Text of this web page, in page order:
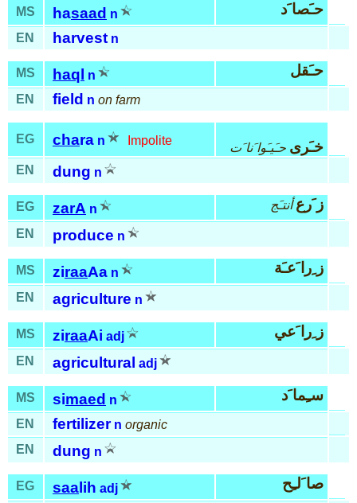
MS hasaad n حـَصا َد
EN harvest n
MS haql n حـَقل
EN field n on farm
EG chara n Impolite خـَرى حـَيـَوا َنا َت
EN
dung n
EG zarA n ز َرع أنتـَج
EN produce n
MS ziraaAa n ز ِرا َعـَة
EN agriculture n
MS ziraaAi adj ز ِرا َعي
EN agricultural adj
MS simaed n سـِما َد
EN fertilizer n organic
EN
dung n
EG saa lih adj صا َلـِح